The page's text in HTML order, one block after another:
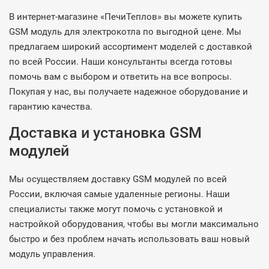
В интернет-магазине «ПечиТеплов» вы можете купить
GSM модуль для электрокотла по выгодной цене. Мы
предлагаем широкий ассортимент моделей с доставкой
по всей России. Наши консультанты всегда готовы
помочь вам с выбором и ответить на все вопросы.
Покупая у нас, вы получаете надежное оборудование и
гарантию качества.
Доставка и установка GSM
модулей
Мы осуществляем доставку GSM модулей по всей
России, включая самые удаленные регионы. Наши
специалисты также могут помочь с установкой и
настройкой оборудования, чтобы вы могли максимально
быстро и без проблем начать использовать ваш новый
модуль управления.